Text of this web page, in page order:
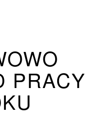
PRACY